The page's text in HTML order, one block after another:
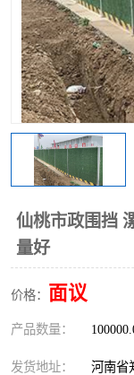
仙桃市政围挡
量好
价格： 面议
产品数量：
发货地址： 河南省
政围挡